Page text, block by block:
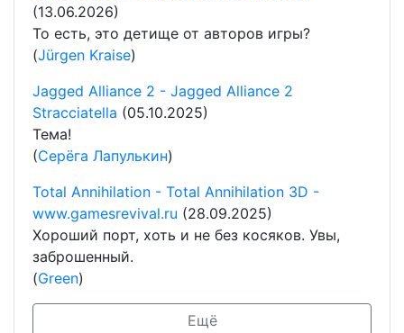
(13.06.2026)
То есть, это детище от авторов игры?
(Jürgen Kraise)
Jagged Alliance 2 - Jagged Alliance 2
Stracciatella (05.10.2025)
Тема!
(Серёга Лапулькин)
Total Annihilation - Total Annihilation 3D -
www.gamesrevival.ru (28.09.2025)
Хороший порт, хоть и не без косяков. Увы,
заброшенный.
(Green)
Ещё